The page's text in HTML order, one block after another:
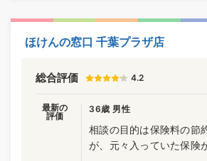
ほけんの窓口 千葉プラザ店
総合評価 4.2
最新の
評価
36歳 男性
相談の目的は保険料の節
が、元々入っていた保険